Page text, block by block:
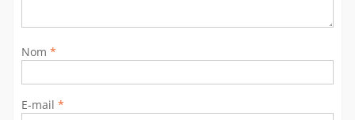
Nom *
E-mail *